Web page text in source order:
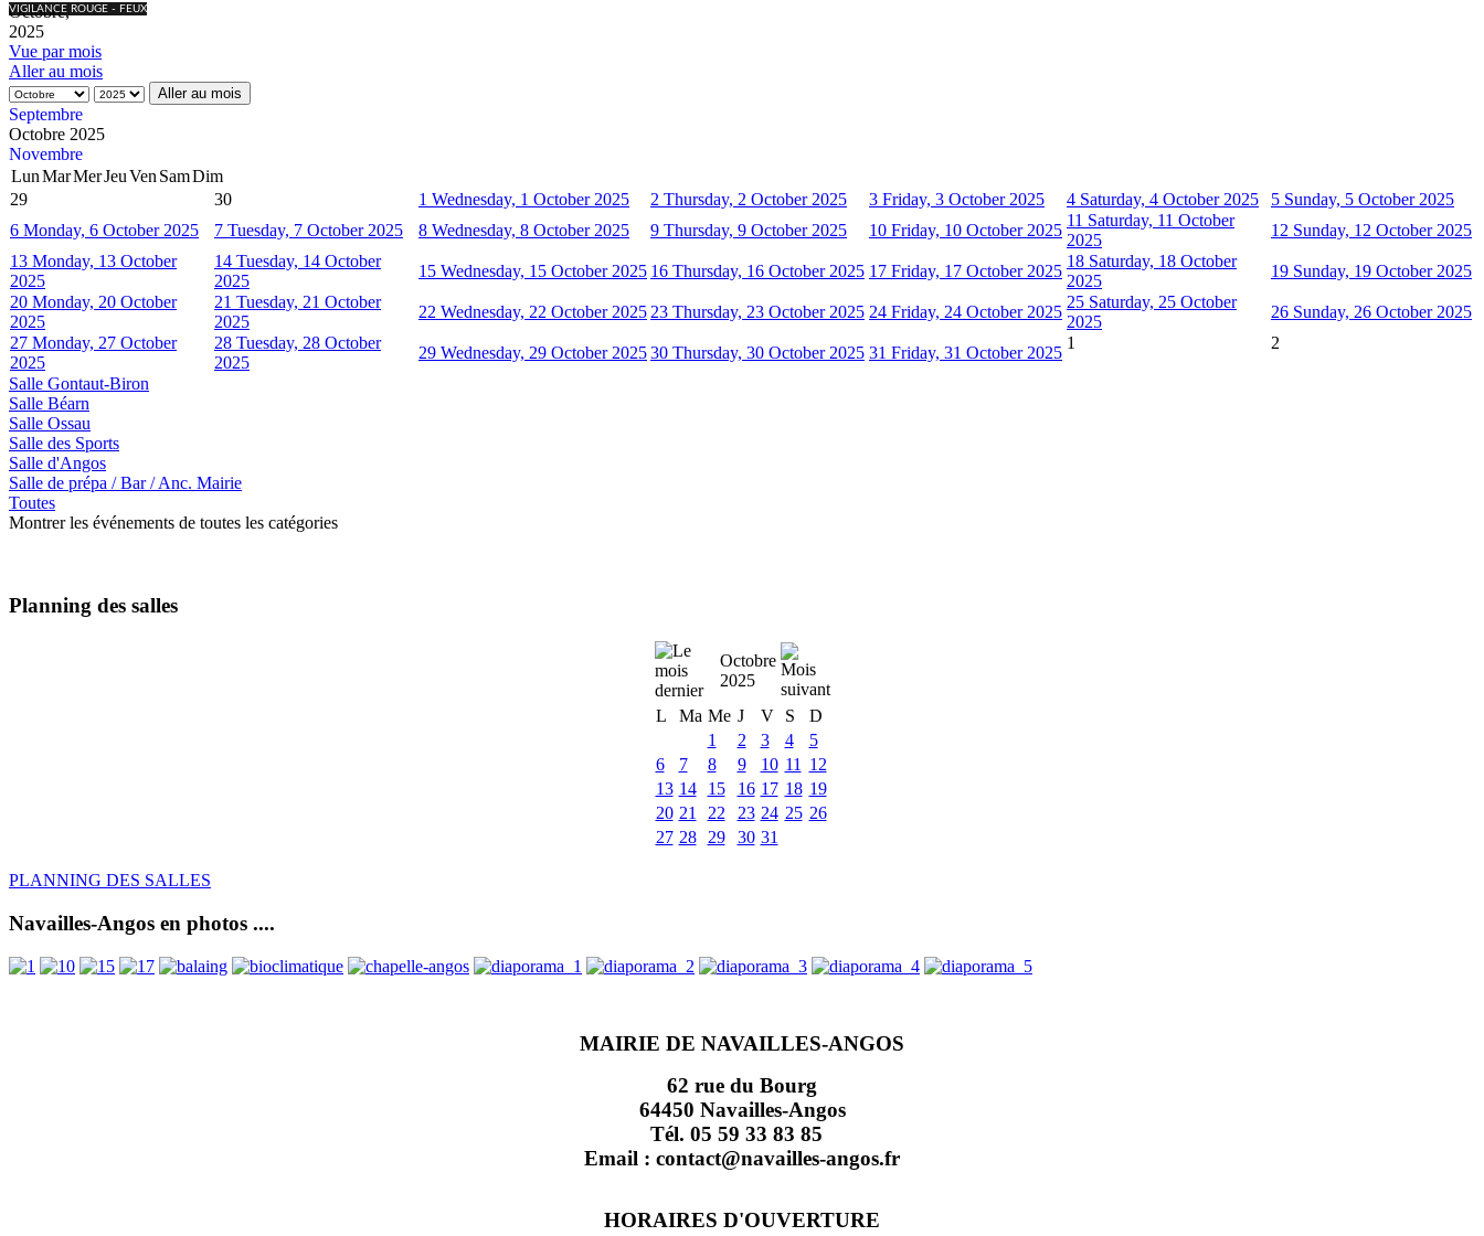
VIGILANCE ROUGE - FEUX
Octobre,
2025
Vue par mois
Aller au mois
Aller au mois
Septembre
Octobre 2025
Novembre
LunMarMerJeuVen SamDim
29
30 1 Wednesday, 1 October 2025 2 Thursday, 2 October 2025 3 Friday, 3 October 2025 4 Saturday, 4 October 2025 5 Sunday, 5 October 2025
6 Monday, 6 October 2025 7 Tuesday, 7 October 2025 8 Wednesday, 8 October 2025 9 Thursday, 9 October 2025 10 Friday, 10 October 2025
11 Saturday, 11 October
2025
12 Sunday, 12 October 2025
13 Monday, 13 October
2025
14 Tuesday, 14 October
2025
15 Wednesday, 15 October 2025 16 Thursday, 16 October 2025 17 Friday, 17 October 2025
18 Saturday, 18 October
2025
19 Sunday, 19 October 2025
20 Monday, 20 October
2025
21 Tuesday, 21 October
2025
22 Wednesday, 22 October 2025 23 Thursday, 23 October 2025 24 Friday, 24 October 2025
25 Saturday, 25 October
2025
26 Sunday, 26 October 2025
27 Monday, 27 October
2025
28 Tuesday, 28 October
2025
29 Wednesday, 29 October 202530 Thursday, 30 October 2025 31 Friday, 31 October 2025
1 2
Salle Gontaut-Biron
Salle Béarn
Salle Ossau
Salle des Sports
Salle d'Angos
Salle de prépa / Bar / Anc. Mairie
Toutes
Montrer les événements de toutes les catégories
Planning des salles
Octobre
2025
L
Ma Me J V S
D
1
2 3 4
5
6
7 8 9 10 11
12
13 14 15 16 17 18 19
20 21 22 23 24 25 26
27 28 29 30 31
PLANNING DES SALLES
Navailles-Angos en photos ....
MAIRIE DE NAVAILLES-ANGOS
62 rue du Bourg
64450 Navailles-Angos
Tél. 05 59 33 83 85
Email : contact@navailles-angos.fr
HORAIRES D'OUVERTURE